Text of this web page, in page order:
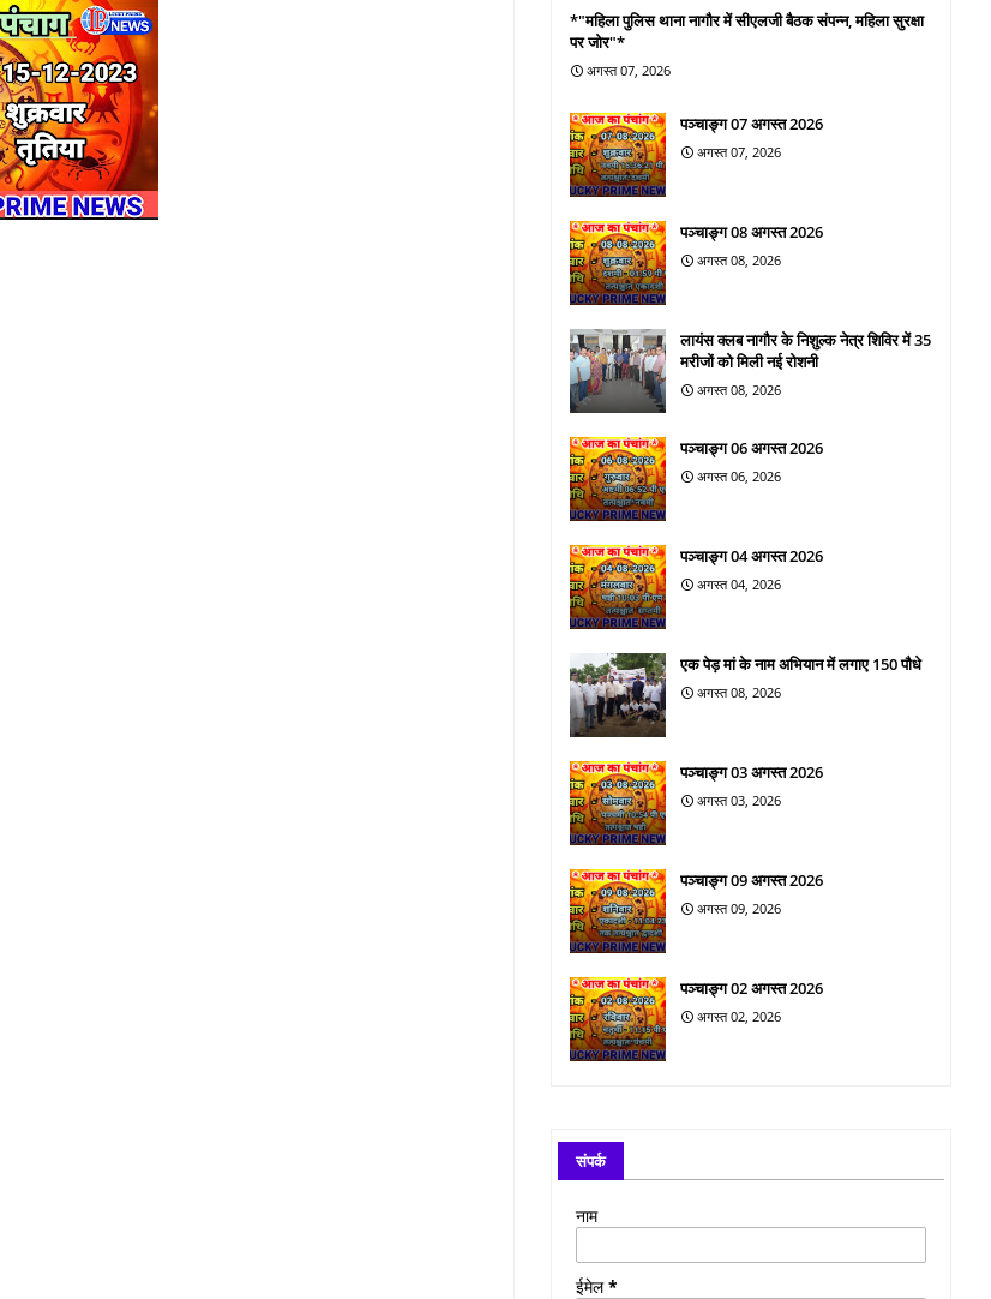
*"महिला पुलिस थाना नागौर में सीएलजी बैठक संपन्न, महिला सुरक्षा
पर जोर"*
अगस्त 07, 2026
पञ्चाङ्ग 07 अगस्त 2026
अगस्त 07, 2026
पञ्चाङ्ग 08 अगस्त 2026
अगस्त 08, 2026
लायंस क्लब नागौर के निशुल्क नेत्र शिविर में 35
मरीजों को मिली नई रोशनी
अगस्त 08, 2026
पञ्चाङ्ग 06 अगस्त 2026
अगस्त 06, 2026
पञ्चाङ्ग 04 अगस्त 2026
अगस्त 04, 2026
एक पेड़ मां के नाम अभियान में लगाए 150 पौधे
अगस्त 08, 2026
पञ्चाङ्ग 03 अगस्त 2026
अगस्त 03, 2026
पञ्चाङ्ग 09 अगस्त 2026
अगस्त 09, 2026
पञ्चाङ्ग 02 अगस्त 2026
अगस्त 02, 2026
संपर्क
नाम
ईमेल*